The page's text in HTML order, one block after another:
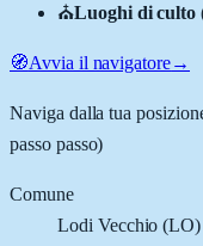
⛪Luoghi di culto
🧭Avvia il navigatore→
Naviga dalla tua
passo passo)
Comune
Lodi Vecchio (LO)